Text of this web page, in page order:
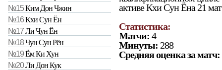
№15Ким Дон Чжин
№16Кхи Сун Ён
№17Ли Чун Ён
№18Чун Сун Рён
№19Ём Ки Хун
№20Ли Дон Кук
активе Кхи Сун Ёна 21
Статистика:
Матчи: 4
Минуты: 288
Средняя оценка за матч: